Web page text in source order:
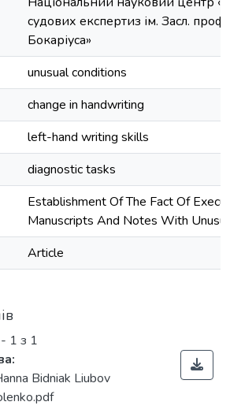
судових експертиз ім. Засл.
Бокаріуса»
unusual conditions
change in handwriting
left-hand writing skills
diagnostic tasks
Establishment Of The Fact Of
Manuscripts And Notes With
Article
1 з 1
Bidniak Liubov